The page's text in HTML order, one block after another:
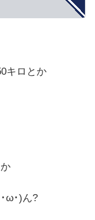
キロとか
ω･)ん?